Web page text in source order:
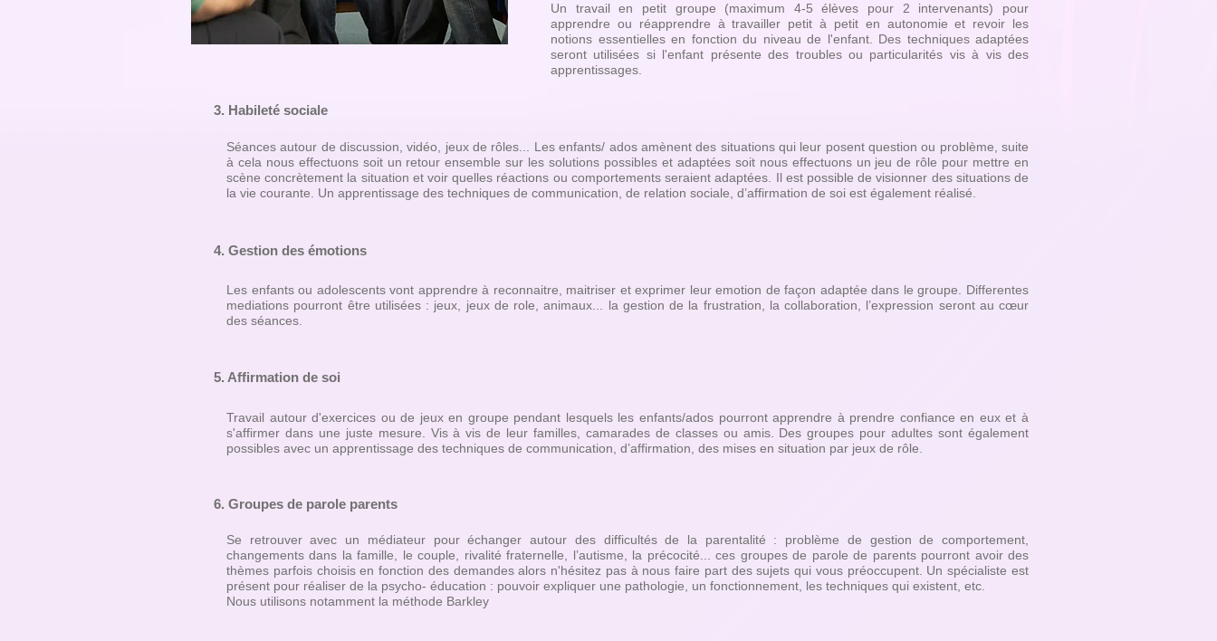
Un travail en petit groupe (maximum 4-5 élèves pour 2 intervenants) pour
apprendre ou réapprendre à travailler petit à petit en autonomie et revoir les
notions essentielles en fonction du niveau de l'enfant. Des techniques adaptées
seront utilisées si l'enfant présente des troubles ou particularités vis à vis des
apprentissages.
3. Habileté sociale
Séances autour de discussion, vidéo, jeux de rôles... Les enfants/ ados amènent des situations qui leur posent question ou problème, suite
à cela nous effectuons soit un retour ensemble sur les solutions possibles et adaptées soit nous effectuons un jeu de rôle pour mettre en
scène concrètement la situation et voir quelles réactions ou comportements seraient adaptées. Il est possible de visionner des situations de
la vie courante. Un apprentissage des techniques de communication, de relation sociale, d’affirmation de soi est également réalisé.
4. Gestion des émotions
Les enfants ou adolescents vont apprendre à reconnaitre, maitriser et exprimer leur emotion de façon adaptée dans le groupe. Differentes
mediations pourront être utilisées : jeux, jeux de role, animaux... la gestion de la frustration, la collaboration, l’expression seront au cœur
des séances.
5. Affirmation de soi
Travail autour d'exercices ou de jeux en groupe pendant lesquels les enfants/ados pourront apprendre à prendre confiance en eux et à
s'affirmer dans une juste mesure. Vis à vis de leur familles, camarades de classes ou amis. Des groupes pour adultes sont également
possibles avec un apprentissage des techniques de communication, d’affirmation, des mises en situation par jeux de rôle.
6. Groupes de parole parents
Se retrouver avec un médiateur pour échanger autour des difficultés de la parentalité : problème de gestion de comportement,
changements dans la famille, le couple, rivalité fraternelle, l’autisme, la précocité... ces groupes de parole de parents pourront avoir des
thèmes parfois choisis en fonction des demandes alors n'hésitez pas à nous faire part des sujets qui vous préoccupent. Un spécialiste est
présent pour réaliser de la psycho- éducation : pouvoir expliquer une pathologie, un fonctionnement, les techniques qui existent, etc.
Nous utilisons notamment la méthode Barkley